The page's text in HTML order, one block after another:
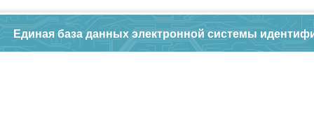
Единая база данных электронной системы